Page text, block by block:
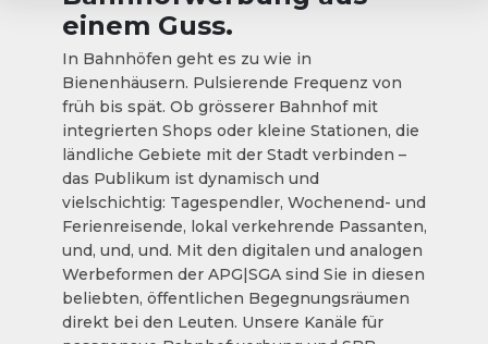
einem Guss.
In Bahnhöfen geht es zu wie in
Bienenhäusern. Pulsierende Frequenz von
früh bis spät. Ob grösserer Bahnhof mit
integrierten Shops oder kleine Stationen, die
ländliche Gebiete mit der Stadt verbinden –
das Publikum ist dynamisch und
vielschichtig: Tagespendler, Wochenend- und
Ferienreisende, lokal verkehrende Passanten,
und, und, und. Mit den digitalen und analogen
Werbeformen der APG|SGA sind Sie in diesen
beliebten, öffentlichen Begegnungsräumen
direkt bei den Leuten. Unsere Kanäle für